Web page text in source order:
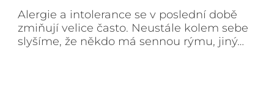
Alergie a intolerance se v poslední době
zmiňují velice často. Neustále kolem sebe
slyšíme, že někdo má sennou rýmu, jiný…